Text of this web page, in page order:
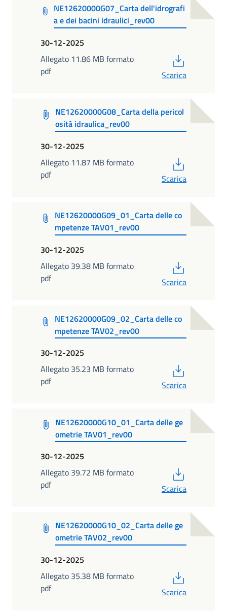
NE12620000G07_Carta dell'idrografi
a e dei bacini idraulici_rev00
30-12-2025
Allegato 11.86 MB formato
pdf
Scarica
NE12620000G08_Carta della pericol
osità idraulica_rev00
30-12-2025
Allegato 11.87 MB formato
pdf
Scarica
NE12620000G09_01_Carta delle co
mpetenze TAV01_rev00
30-12-2025
Allegato 39.38 MB formato
pdf
Scarica
NE12620000G09_02_Carta delle co
mpetenze TAV02_rev00
30-12-2025
Allegato 35.23 MB formato
pdf
Scarica
NE12620000G10_01_Carta delle ge
ometrie TAV01_rev00
30-12-2025
Allegato 39.72 MB formato
pdf
Scarica
NE12620000G10_02_Carta delle ge
ometrie TAV02_rev00
30-12-2025
Allegato 35.38 MB formato
pdf
Scarica